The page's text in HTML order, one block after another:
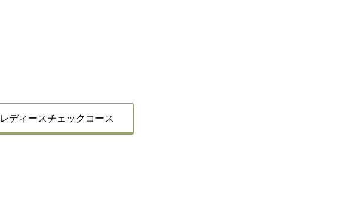
レディースチェックコース